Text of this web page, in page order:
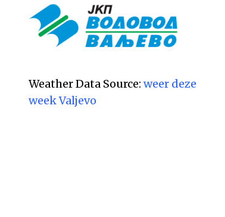
Weather Data Source: weer deze
week Valjevo